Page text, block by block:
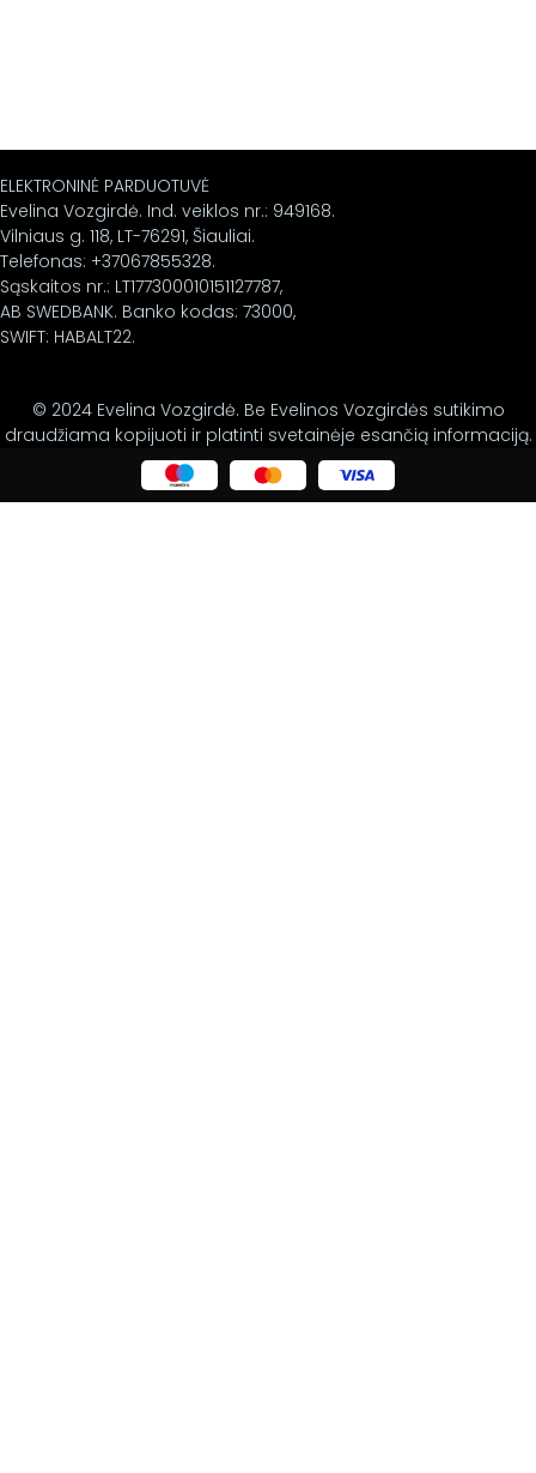
ELEKTRONINĖ PARDUOTUVĖ
Evelina Vozgirdė. Ind. veiklos nr.: 949168.
Vilniaus g. 118, LT-76291, Šiauliai.
Telefonas: +37067855328.
Sąskaitos nr.: LT177300010151127787,
AB SWEDBANK. Banko kodas: 73000,
SWIFT: HABALT22.
© 2024 Evelina Vozgirdė. Be Evelinos Vozgirdės sutikimo
draudžiama kopijuoti ir platinti svetainėje esančią informaciją.